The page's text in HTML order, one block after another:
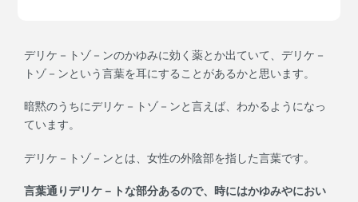
デリケ－トゾ－ンのかゆみに効く薬とか出ていて、デリケ－
トゾ－ンという言葉を耳にすることがあるかと思います。
暗黙のうちにデリケ－トゾ－ンと言えば、わかるようになっ
ています。
デリケ－トゾ－ンとは、女性の外陰部を指した言葉です。
言葉通りデリケ－トな部分あるので、時にはかゆみやにおい